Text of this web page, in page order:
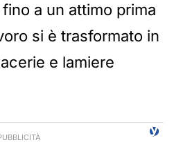
a un attimo prima
si è trasformato in
e lamiere